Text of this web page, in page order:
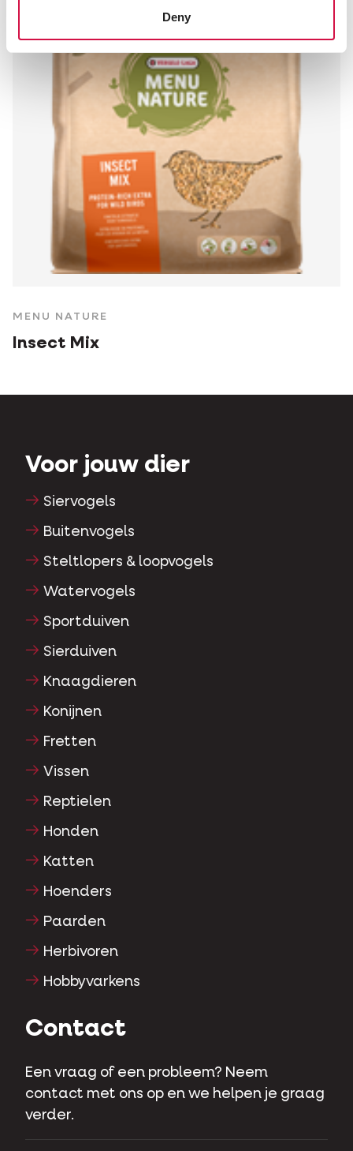
Deny
MENU NATURE
Insect Mix
Voor jouw dier
Siervogels
Buitenvogels
Steltlopers & loopvogels
Watervogels
Sportduiven
Sierduiven
Knaagdieren
Konijnen
Fretten
Vissen
Reptielen
Honden
Katten
Hoenders
Paarden
Herbivoren
Hobbyvarkens
Contact
Een vraag of een probleem? Neem
contact met ons op en we helpen je graag
verder.